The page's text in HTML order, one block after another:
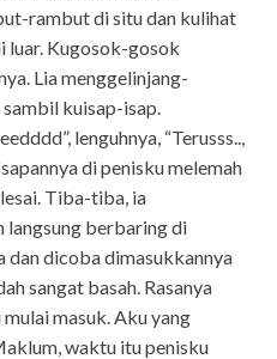
rambut di situ dan kulihat
luar. Kugosok-gosok
Lia menggelinjang-
kuisap-isap.
lenguhnya, “Terusss..,
di penisku melemah
Tiba-tiba, ia
langsung berbaring di
dan dicoba dimasukkannya
sangat basah. Rasanya
masuk. Aku yang
waktu itu penisku